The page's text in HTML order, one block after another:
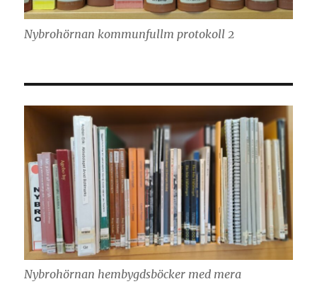
Nybrohörnan kommunfullm protokoll 2
Nybrohörnan hembygdsböcker med mera